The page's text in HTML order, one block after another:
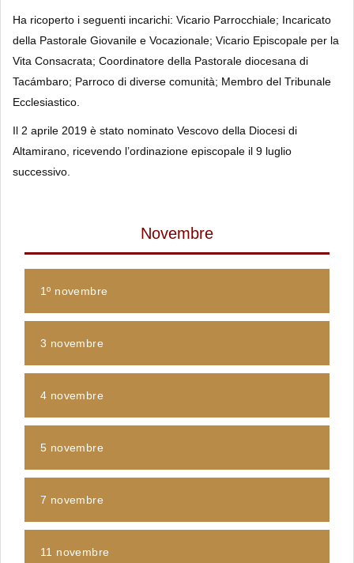
Ha ricoperto i seguenti incarichi: Vicario Parrocchiale; Incaricato
della Pastorale Giovanile e Vocazionale; Vicario Episcopale per la
Vita Consacrata; Coordinatore della Pastorale diocesana di
Tacámbaro; Parroco di diverse comunità; Membro del Tribunale
Ecclesiastico.
Il 2 aprile 2019 è stato nominato Vescovo della Diocesi di
Altamirano, ricevendo l’ordinazione episcopale il 9 luglio
successivo.
Novembre
1º novembre
3 novembre
4 novembre
5 novembre
7 novembre
11 novembre